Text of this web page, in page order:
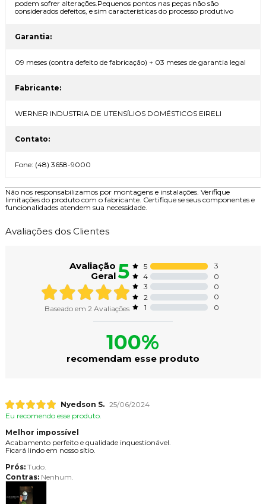
podem sofrer alterações.Pequenos pontos nas peças não são
considerados defeitos, e sim características do processo produtivo
Garantia:
09 meses (contra defeito de fabricação) + 03 meses de garantia legal
Fabricante:
WERNER INDUSTRIA DE UTENSÍLIOS DOMÉSTICOS EIRELI
Contato:
Fone: (48) 3658-9000
Não nos responsabilizamos por montagens e instalações. Verifique
limitações do produto com o fabricante. Certifique se seus componentes e
funcionalidades atendem sua necessidade.
Avaliações dos Clientes
Avaliação
Geral5
Baseado em 2Avaliações
5
3
4
0
3
0
2
0
1
0
100%
recomendam esse produto
Nyedson S. 25/06/2024
Eu recomendo esse produto.
Melhor impossível
Acabamento perfeito e qualidade inquestionável.
Ficará lindo em nosso sítio.
Prós: Tudo.
Contras: Nenhum.